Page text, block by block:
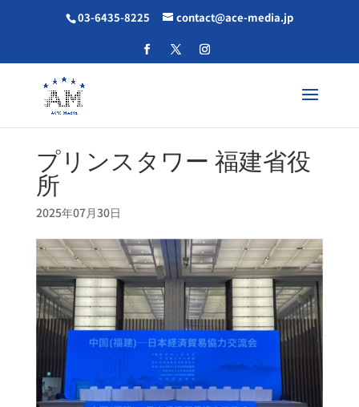
03-6435-8225 contact@ace-media.jp
プリンスタワー 福建省役
所
2025年07月30日